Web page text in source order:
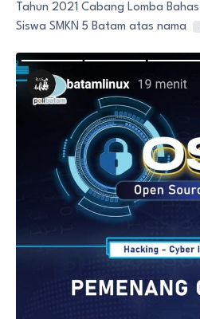
Tahun 2021 Cabang Lomba
Siswa SMKN 5 Batam atas nama